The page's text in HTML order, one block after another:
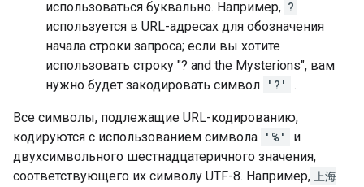
использоваться буквально. Например, ?
используется в URL-адресах для обозначения
начала строки запроса; если вы хотите
использовать строку "? and the Mysterions", вам
нужно будет закодировать символ '?' .
Все символы, подлежащие URL-кодированию,
кодируются с использованием символа '%'
и
двухсимвольного шестнадцатеричного значения,
соответствующего их символу UTF-8. Например, 上海